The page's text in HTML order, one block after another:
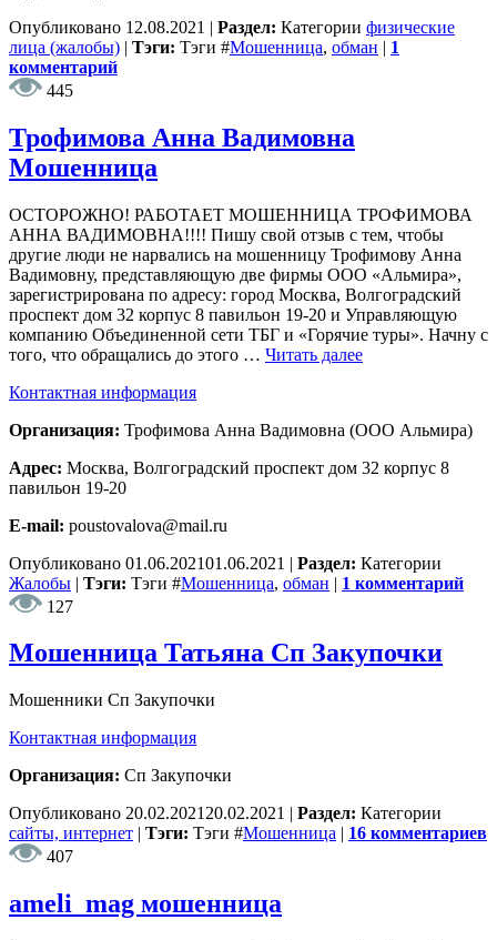
Опубликовано 12.08.2021 | Раздел: Категории физические
лица (жалобы) | Тэги: Тэги #Мошенница, обман | 1
комментарий
445
Трофимова Анна Вадимовна
Мошенница
ОСТОРОЖНО! РАБОТАЕТ МОШЕННИЦА ТРОФИМОВА
АННА ВАДИМОВНА!!!! Пишу свой отзыв с тем, чтобы
другие люди не нарвались на мошенницу Трофимову Анна
Вадимовну, представляющую две фирмы ООО «Альмира»,
зарегистрирована по адресу: город Москва, Волгоградский
проспект дом 32 корпус 8 павильон 19-20 и Управляющую
компанию Объединенной сети ТБГ и «Горячие туры». Начну с
того, что обращались до этого … Читать далее
Контактная информация
Организация: Трофимова Анна Вадимовна (ООО Альмира)
Адрес: Москва, Волгоградский проспект дом 32 корпус 8
павильон 19-20
E-mail: poustovalova@mail.ru
Опубликовано 01.06.202101.06.2021 | Раздел: Категории
Жалобы | Тэги: Тэги #Мошенница, обман | 1 комментарий
127
Мошенница Татьяна Сп Закупочки
Мошенники Сп Закупочки
Контактная информация
Организация: Сп Закупочки
Опубликовано 20.02.2021 20.02.2021 | Раздел: Категории
сайты, интернет | Тэги: Тэги #Мошенница | 16 комментариев
407
ameli_mag мошенница